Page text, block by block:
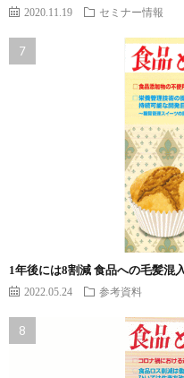
2020.11.19 セミナー情報
1年後には8割減 食品への毛髪混
2022.05.24 参考資料